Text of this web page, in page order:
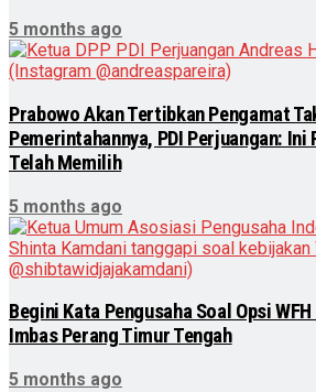
5 months ago
Prabowo Akan Tertibkan Pengamat
Pemerintahannya, PDI Perjuangan: Ini
Telah Memilih
5 months ago
Begini Kata Pengusaha Soal Opsi
Imbas Perang Timur Tengah
5 months ago